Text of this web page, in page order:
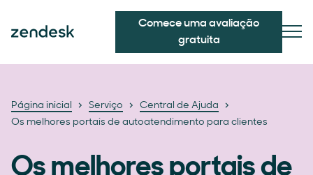
Comece uma avaliação
gratuita
Página inicial Serviço
Central de Ajuda
Os melhores portais de autoatendimento para clientes
Os melhores portais de